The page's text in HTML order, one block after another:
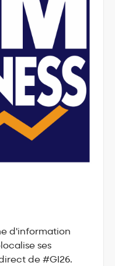
d'information
ses
de #GI26.